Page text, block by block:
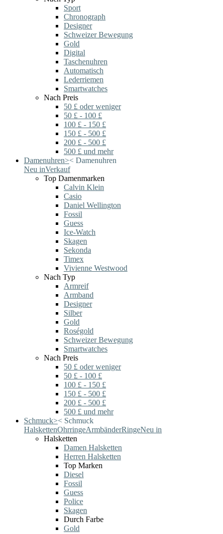
Sport
Chronograph
Designer
Schweizer Bewegung
Gold
Digital
Taschenuhren
Automatisch
Lederriemen
Smartwatches
Nach Preis
50 £ oder weniger
50 £ - 100 £
100 £ - 150 £
150 £ - 500 £
200 £ - 500 £
500 £ und mehr
Damenuhren>< Damenuhren
Neu inVerkauf
Top Damenmarken
Calvin Klein
Casio
Daniel Wellington
Fossil
Guess
Ice-Watch
Skagen
Sekonda
Timex
Vivienne Westwood
Nach Typ
Armreif
Armband
Designer
Silber
Gold
Roségold
Schweizer Bewegung
Smartwatches
Nach Preis
50 £ oder weniger
50 £ - 100 £
100 £ - 150 £
150 £ - 500 £
200 £ - 500 £
500 £ und mehr
Schmuck>< Schmuck
HalskettenOhrringeArmbänderRingeNeu in
Halsketten
Damen Halsketten
Herren Halsketten
Top Marken
Diesel
Fossil
Guess
Police
Skagen
Durch Farbe
Gold